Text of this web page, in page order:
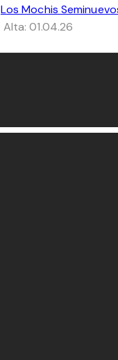
Los Mochis
Alta: 01.04.26